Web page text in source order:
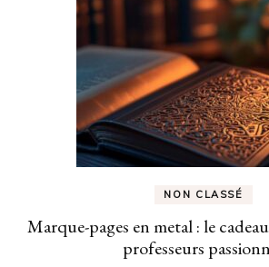
NON CLASSÉ
Marque-pages en metal : le
professeurs